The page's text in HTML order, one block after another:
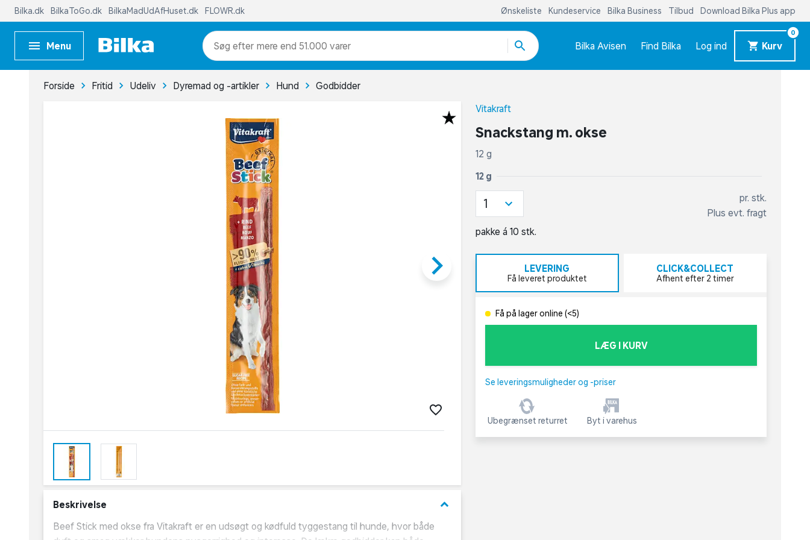
Bilka.dk BilkaToGo.dk BilkaMadUdAfHuset.dk FLOWR.dk Ønskeliste Kundeservice Bilka Business Tilbud Download Bilka Plus app
Menu mere end 51.000 varer Bilka Avisen Find Bilka Log ind Kurv
0
Forside Fritid Udeliv Dyremad og -artikler Hund Godbidder
keyboard_arrow_right
Beskrivelse keyboard_arrow_down
Beef Stick med okse fra Vitakraft er en udsøgt og kødfuld tyggestang til hunde, hvor både
Vitakraft
Snackstang m. okse
12 g
12 g
pr. stk.
Plus evt. fragt
1
pakke á 10 stk.
LEVERING
Få leveret produktet
CLICK&COLLECT
Afhent efter 2 timer
Få på lager online (<5)
LÆG I KURV
Se leveringsmuligheder og -priser
Ubegrænset returret Byt i varehus